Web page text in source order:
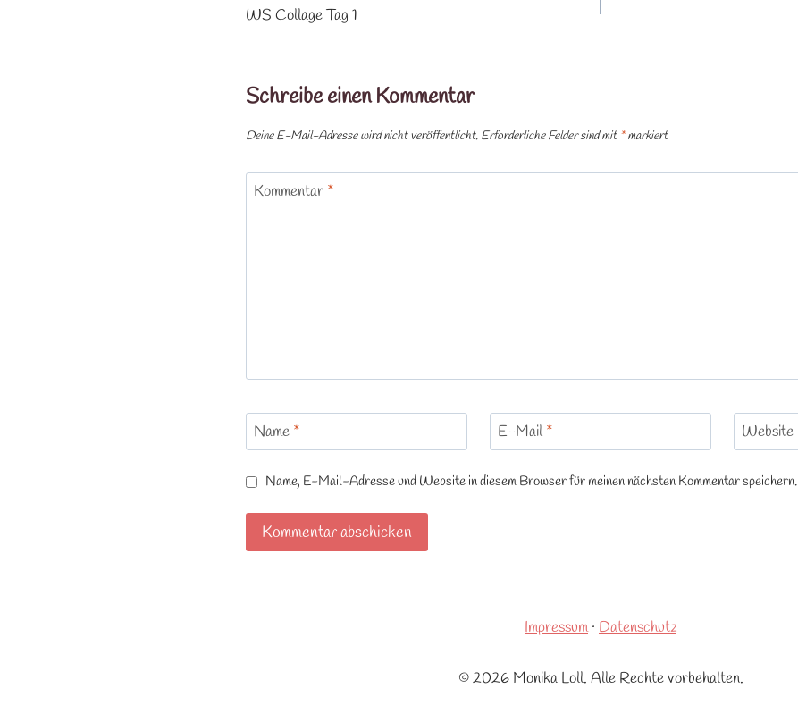
WS Collage Tag 1
Schreibe einen Kommentar
Deine E-Mail-Adresse wird nicht veröffentlicht. Erforderliche Felder sind mit *markiert
Kommentar *
Name * E-Mail * Website
Name, E-Mail-Adresse und Website in diesem Browser für meinen nächsten Kommentar speichern.
Impressum· Datenschutz
© 2026 Monika Loll. Alle Rechte vorbehalten.